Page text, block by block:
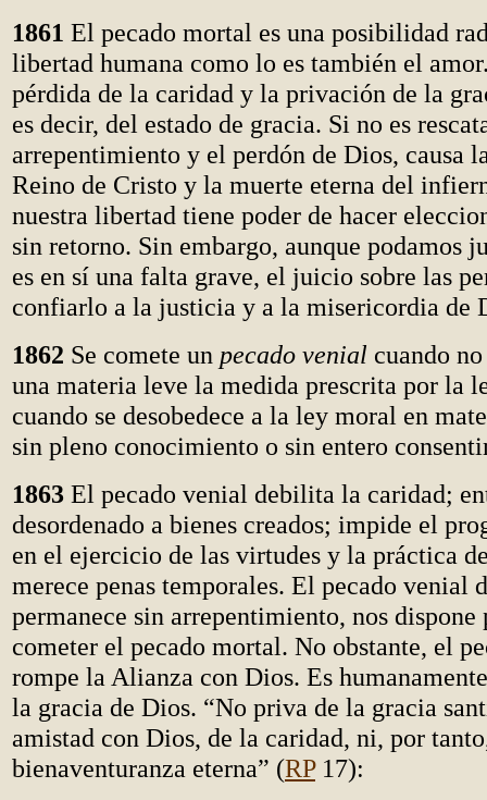
1861 El pecado mortal es una posibilidad
libertad humana como lo es también el
pérdida de la caridad y la privación de la
es decir, del estado de gracia. Si no es
arrepentimiento y el perdón de Dios, causa
Reino de Cristo y la muerte eterna del
nuestra libertad tiene poder de hacer
sin retorno. Sin embargo, aunque podamos
es en sí una falta grave, el juicio sobre las
confiarlo a la justicia y a la misericordia de
1862 Se comete un pecado venial cuando
una materia leve la medida prescrita por la
cuando se desobedece a la ley moral en
sin pleno conocimiento o sin entero
1863 El pecado venial debilita la caridad;
desordenado a bienes creados; impide el
en el ejercicio de las virtudes y la práctica
merece penas temporales. El pecado venial
permanece sin arrepentimiento, nos dispone
cometer el pecado mortal. No obstante, el
rompe la Alianza con Dios. Es
la gracia de Dios. “No priva de la gracia
amistad con Dios, de la caridad, ni, por
bienaventuranza eterna” (RP17):